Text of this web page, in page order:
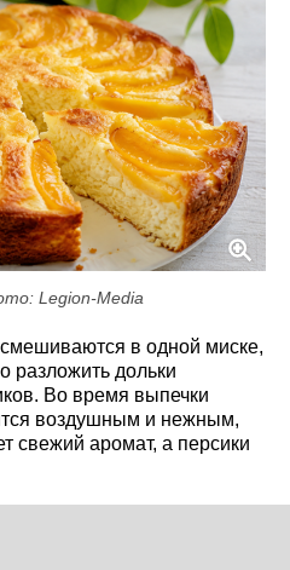
Legion-Media
в одной миске,
разложить дольки
Во время выпечки
воздушным и нежным,
свежий аромат, а персики